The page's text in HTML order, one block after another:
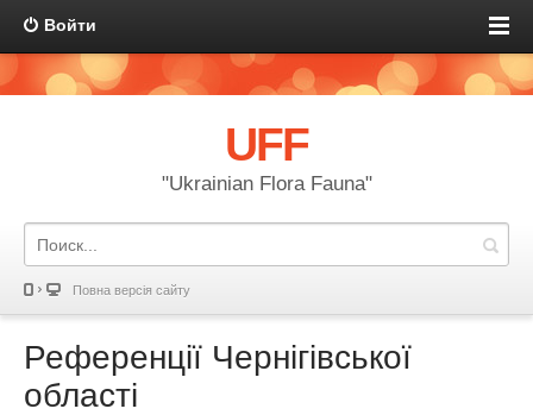
Войти
UFF
"Ukrainian Flora Fauna"
Повна версія сайту
Референції Чернігівської
області